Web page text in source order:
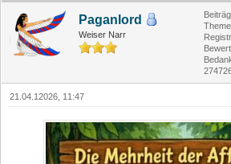
Paganlord
Weiser Narr
21.04.12026, 11:47